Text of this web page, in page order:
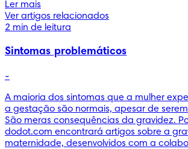
Ler mais
Ver artigos relacionados
2 min de leitura
Sintomas problemáticos
-
A maioria dos sintomas que a mulher
a gestação são normais, apesar de
São meras consequências da gravidez.
dodot.com encontrará artigos sobre a
maternidade, desenvolvidos com a